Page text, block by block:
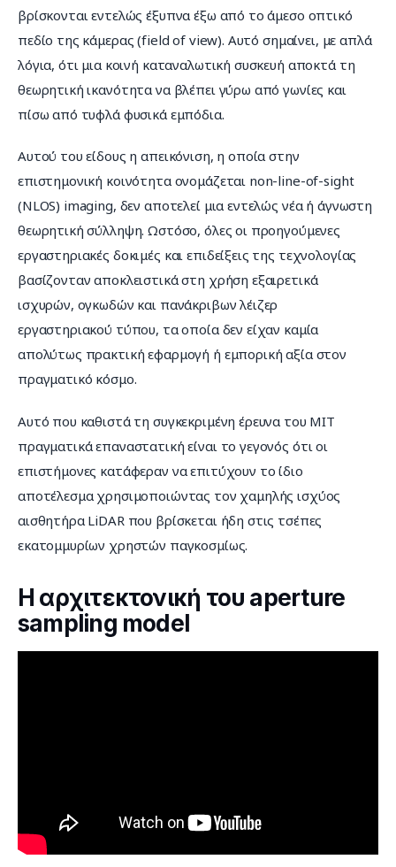
βρίσκονται εντελώς έξυπνα έξω από το άμεσο οπτικό
πεδίο της κάμερας (field of view). Αυτό σημαίνει, με απλά
λόγια, ότι μια κοινή καταναλωτική συσκευή αποκτά τη
θεωρητική ικανότητα να βλέπει γύρω από γωνίες και
πίσω από τυφλά φυσικά εμπόδια.
Αυτού του είδους η απεικόνιση, η οποία στην
επιστημονική κοινότητα ονομάζεται non-line-of-sight
(NLOS) imaging, δεν αποτελεί μια εντελώς νέα ή άγνωστη
θεωρητική σύλληψη. Ωστόσο, όλες οι προηγούμενες
εργαστηριακές δοκιμές και επιδείξεις της τεχνολογίας
βασίζονταν αποκλειστικά στη χρήση εξαιρετικά
ισχυρών, ογκωδών και πανάκριβων λέιζερ
εργαστηριακού τύπου, τα οποία δεν είχαν καμία
απολύτως πρακτική εφαρμογή ή εμπορική αξία στον
πραγματικό κόσμο.
Αυτό που καθιστά τη συγκεκριμένη έρευνα του MIT
πραγματικά επαναστατική είναι το γεγονός ότι οι
επιστήμονες κατάφεραν να επιτύχουν το ίδιο
αποτέλεσμα χρησιμοποιώντας τον χαμηλής ισχύος
αισθητήρα LiDAR που βρίσκεται ήδη στις τσέπες
εκατομμυρίων χρηστών παγκοσμίως.
Η αρχιτεκτονική του aperture
sampling model